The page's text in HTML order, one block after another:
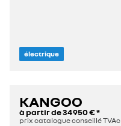
électrique
KANGOO
à partir de34 950 €*
prix catalogue conseillé TVAc